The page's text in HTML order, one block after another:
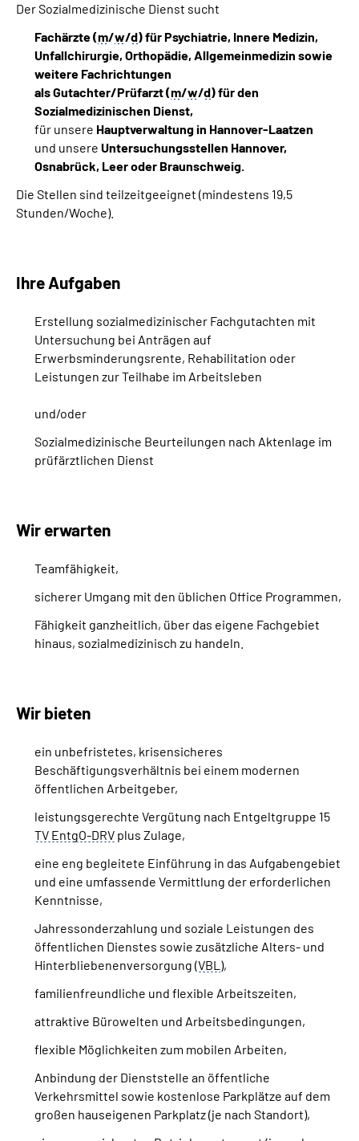
Der Sozialmedizinische Dienst sucht
Fachärzte (m/w/d)fürPsychiatrie, Innere Medizin,
Unfallchirurgie, Orthopädie, Allgemeinmedizin sowie
weitere Fachrichtungen
als Gutachter/Prüfarzt (m/w/d)für den
Sozialmedizinischen Dienst,
für unsere Hauptverwaltung in Hannover-Laatzen
und unsere Untersuchungsstellen Hannover,
Osnabrück, Leer oder Braunschweig.
Die Stellen sind teilzeitgeeignet (mindestens 19,5
Stunden/Woche).
Ihre Aufgaben
Erstellung sozialmedizinischer Fachgutachten mit
Untersuchung bei Anträgen auf
Erwerbsminderungsrente, Rehabilitation oder
Leistungen zur Teilhabe im Arbeitsleben
und/oder
Sozialmedizinische Beurteilungen nach Aktenlage im
prüfärztlichen Dienst
Wir erwarten
Teamfähigkeit,
sicherer Umgang mit den üblichen Office Programmen,
Fähigkeit ganzheitlich, über das eigene Fachgebiet
hinaus, sozialmedizinisch zu handeln.
Wir bieten
ein unbefristetes, krisensicheres
Beschäftigungsverhältnis bei einem modernen
öffentlichen Arbeitgeber,
leistungsgerechte Vergütung nach Entgeltgruppe 15
TV EntgO-DRV plus Zulage,
eine eng begleitete Einführung in das Aufgabengebiet
und eine umfassende Vermittlung der erforderlichen
Kenntnisse,
Jahressonderzahlung und soziale Leistungen des
öffentlichen Dienstes sowie zusätzliche Alters- und
Hinterbliebenenversorgung (VBL ),
familienfreundliche und flexible Arbeitszeiten,
attraktive Bürowelten und Arbeitsbedingungen,
flexible Möglichkeiten zum mobilen Arbeiten,
Anbindung der Dienststelle an öffentliche
Verkehrsmittel sowie kostenlose Parkplätze auf dem
großen hauseigenen Parkplatz (je nach Standort),